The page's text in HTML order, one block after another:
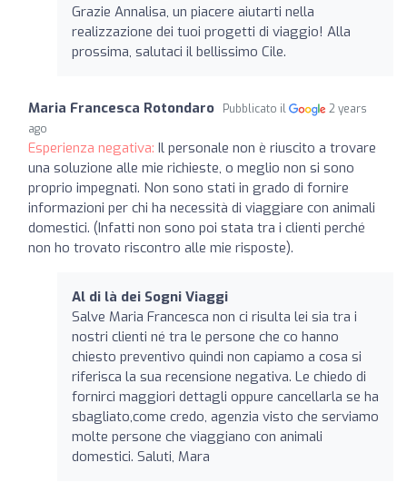
Grazie Annalisa, un piacere aiutarti nella
realizzazione dei tuoi progetti di viaggio! Alla
prossima, salutaci il bellissimo Cile.
Maria Francesca Rotondaro Pubblicato il
2 years
ago
Esperienza negativa: Il personale non è riuscito a trovare
una soluzione alle mie richieste, o meglio non si sono
proprio impegnati. Non sono stati in grado di fornire
informazioni per chi ha necessità di viaggiare con animali
domestici. (Infatti non sono poi stata tra i clienti perché
non ho trovato riscontro alle mie risposte).
Al di là dei Sogni Viaggi
Salve Maria Francesca non ci risulta lei sia tra i
nostri clienti né tra le persone che co hanno
chiesto preventivo quindi non capiamo a cosa si
riferisca la sua recensione negativa. Le chiedo di
fornirci maggiori dettagli oppure cancellarla se ha
sbagliato,come credo, agenzia visto che serviamo
molte persone che viaggiano con animali
domestici. Saluti, Mara